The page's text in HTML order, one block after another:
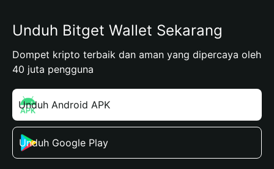
Unduh Bitget Wallet Sekarang
Dompet kripto terbaik dan aman yang dipercaya oleh
40 juta pengguna
Unduh Android APK
Unduh Google Play